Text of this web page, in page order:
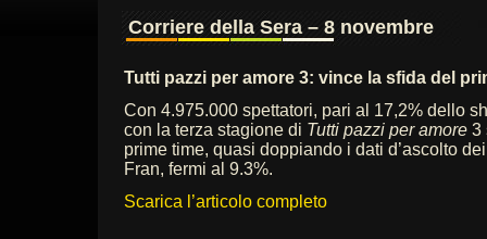
Corriere della Sera – 8 novembre
Tutti pazzi per amore 3: vince la sfida del
Con 4.975.000 spettatori, pari al 17,2% dello
con la terza stagione di Tutti pazzi per amore 3
prime time, quasi doppiando i dati d’ascolto
Fran, fermi al 9.3%.
Scarica l’articolo completo